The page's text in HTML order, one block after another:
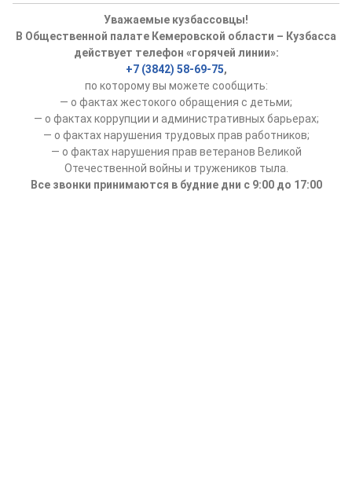
Уважаемые кузбассовцы!
В Общественной палате Кемеровской области – Кузбасса
действует телефон «горячей линии»:
+7 (3842) 58-69-75,
по которому вы можете сообщить:
— о фактах жестокого обращения с детьми;
— о фактах коррупции и административных барьерах;
— о фактах нарушения трудовых прав работников;
— о фактах нарушения прав ветеранов Великой
Отечественной войны и тружеников тыла.
Все звонки принимаются в будние дни с 9:00 до 17:00